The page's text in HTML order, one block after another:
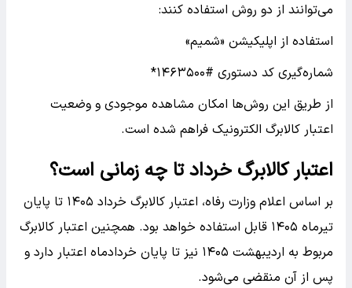
می‌توانند از دو روش استفاده کنند:
استفاده از اپلیکیشن «شمیم»
شماره‌گیری کد دستوری #۱۴۶۳۵۰۰*
از طریق این روش‌ها امکان مشاهده موجودی و وضعیت
اعتبار کالابرگ الکترونیک فراهم شده است.
اعتبار کالابرگ خرداد تا چه زمانی است؟
بر اساس اعلام وزارت رفاه، اعتبار کالابرگ خرداد ۱۴۰۵ تا پایان
تیرماه ۱۴۰۵ قابل استفاده خواهد بود. همچنین اعتبار کالابرگ
مربوط به اردیبهشت ۱۴۰۵ نیز تا پایان خردادماه اعتبار دارد و
پس از آن منقضی می‌شود.